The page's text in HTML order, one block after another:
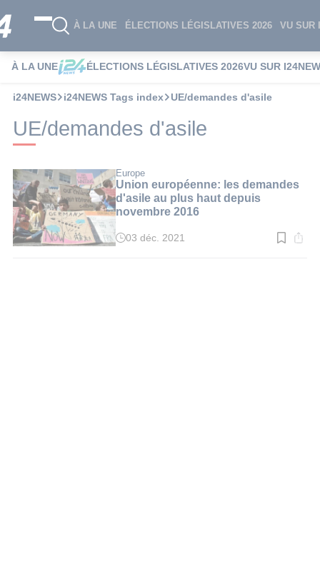
À LA UNE ÉLECTIONS LÉGISLATIVES 2026 VU SUR
À LA UNE ÉLECTIONS LÉGISLATIVES 2026VU SUR
i24NEWS i24NEWS Tags index UE/demandes d'asile
UE/demandes d'asile
Europe
Union européenne: les demandes
d'asile au plus haut depuis
novembre 2016
Temps
03 déc. 2021